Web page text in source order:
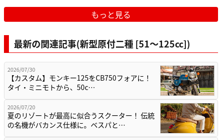
もっと見る
最新の関連記事(新型原付二種 [51〜125cc])
2026/07/30
【カスタム】モンキー125をCB750フォアに！
タイ・ミニモトから、50c…
2026/07/20
夏のリゾートが最高に似合うスクーター！ 伝統
の名機がバカンス仕様に。ベスパと…